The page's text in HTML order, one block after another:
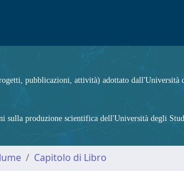
pubblicazioni, attività) adottato dall'Università
sulla produzione scientifica dell'Università degli
Capitolo di Libro